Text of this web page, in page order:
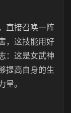
直接召唤一阵
，这技能用好
：这是女武神
提高自身的生
。